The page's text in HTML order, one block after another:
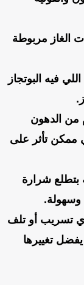
الغاز مربوطة
فيه البوتجاز
من الدهون
ممكن تأثر على
بتطلع شرارة
تسريب أو تلف
تغييرها